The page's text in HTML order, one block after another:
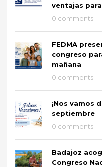
ventajas
0 comments
FEDMA
congreso
mañana
0 comments
¡Nos vamos
septiembre
0 comments
Badajoz
Congreso